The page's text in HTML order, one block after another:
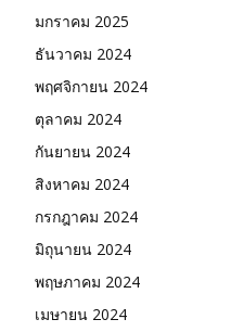
มกราคม 2025
ธันวาคม 2024
พฤศจิกายน 2024
ตุลาคม 2024
กันยายน 2024
สิงหาคม 2024
กรกฎาคม 2024
มิถุนายน 2024
พฤษภาคม 2024
เมษายน 2024